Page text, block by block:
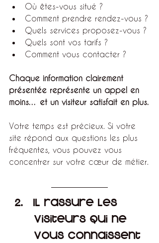
Où êtes-vous situé ?
Comment prendre rendez-vous ?
Quels services proposez-vous ?
Quels sont vos tarifs ?
Comment vous contacter ?
Chaque information clairement
présentée représente un appel en
moins… et un visiteur satisfait en plus.
Votre temps est précieux. Si votre
site répond aux questions les plus
fréquentes, vous pouvez vous
concentrer sur votre cœur de métier.
Il rassure les
visiteurs qui ne
vous connaissent